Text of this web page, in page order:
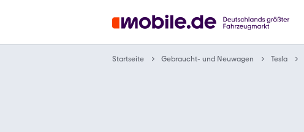
Startseite Gebraucht- und Neuwagen Tesla